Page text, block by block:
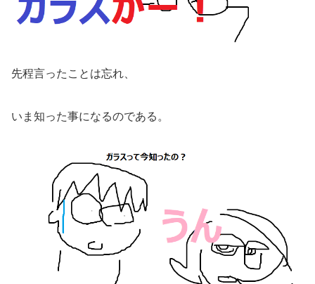
先程言ったことは忘れ、
いま知った事になるのである。